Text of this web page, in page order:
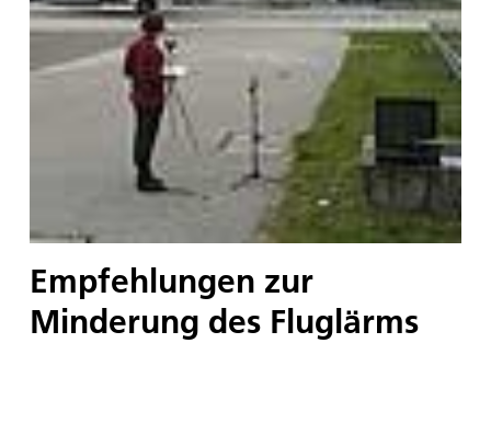
Empfehlungen zur
Minderung des Fluglärms